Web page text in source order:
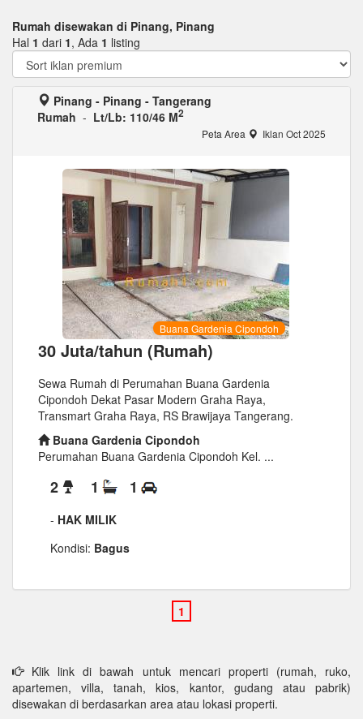
Rumah disewakan di Pinang, Pinang
Hal 1 dari 1, Ada 1 listing
Pinang - Pinang - Tangerang
Rumah - Lt/Lb: 110/46 M2
Peta Area Iklan Oct 2025
Buana Gardenia Cipondoh
30 Juta/tahun (Rumah)
Sewa Rumah di Perumahan Buana Gardenia
Cipondoh Dekat Pasar Modern Graha Raya,
Transmart Graha Raya, RS Brawijaya Tangerang.
Buana Gardenia Cipondoh
Perumahan Buana Gardenia Cipondoh Kel. ...
2 1 1
- HAK MILIK
Kondisi: Bagus
Klik link di bawah untuk mencari properti (rumah, ruko,
apartemen, villa, tanah, kios, kantor, gudang atau pabrik)
disewakan di berdasarkan area atau lokasi properti.